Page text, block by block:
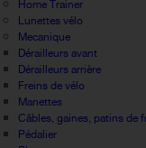
Home Trainer
Lunettes vélo
Mecanique
Dérailleurs avant
Dérailleurs arrière
Freins de vélo
Manettes
Câbles, gaines, patins de
Pédalier